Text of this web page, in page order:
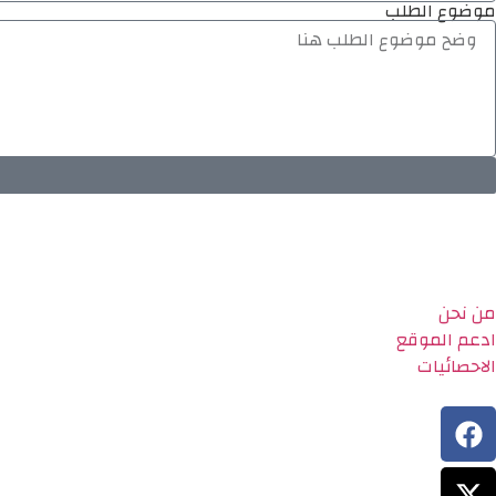
موضوع الطلب
من نحن
ادعم الموقع
الاحصائيات